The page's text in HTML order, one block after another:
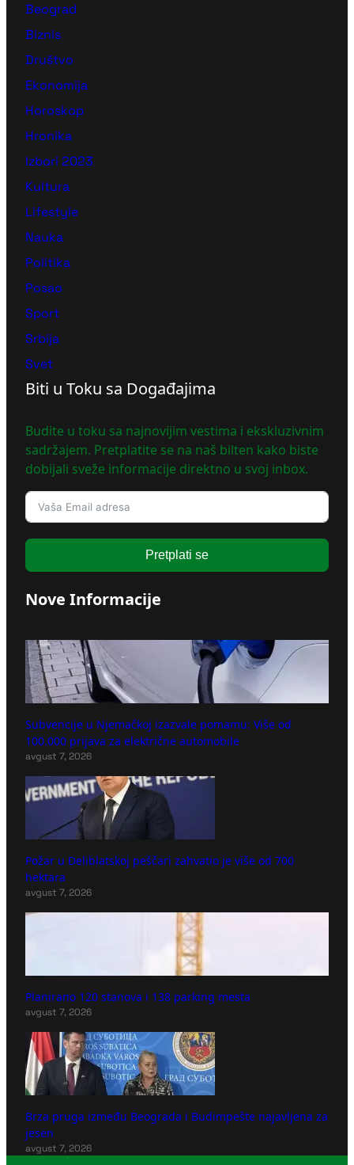
Beograd
Biznis
Društvo
Ekonomija
Horoskop
Hronika
Izbori 2023
Kultura
Lifestyle
Nauka
Politika
Posao
Sport
Srbija
Svet
Biti u Toku sa Događajima
Budite u toku sa najnovijim vestima i ekskluzivnim
sadržajem. Pretplatite se na naš bilten kako biste
dobijali sveže informacije direktno u svoj inbox.
Pretplati se
Nove Informacije
Subvencije u Njemačkoj izazvale pomamu: Više od
100.000 prijava za električne automobile
avgust 7, 2026
Požar u Deliblatskoj peščari zahvatio je više od 700
hektara
avgust 7, 2026
Planirano 120 stanova i 138 parking mesta
avgust 7, 2026
Brza pruga između Beograda i Budimpešte najavljena za
jesen
avgust 7, 2026